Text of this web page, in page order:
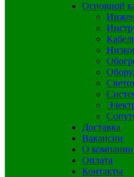
Основной
Доставка
Вакансии
О компании
Оплата
Контакты